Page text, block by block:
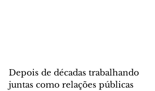
Depois de décadas trabalhando
juntas como relações públicas